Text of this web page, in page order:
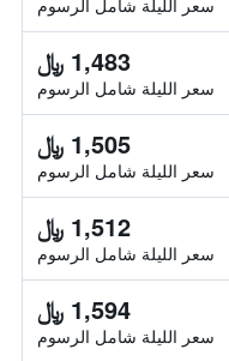
سعر الليلة شامل الرسوم
1,483 ﷼
سعر الليلة شامل الرسوم
1,505 ﷼
سعر الليلة شامل الرسوم
1,512 ﷼
سعر الليلة شامل الرسوم
1,594 ﷼
سعر الليلة شامل الرسوم